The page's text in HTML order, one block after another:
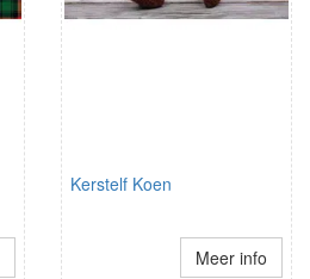
Kerstelf Koen
Meer info